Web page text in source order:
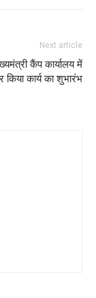
Next article
कैंप कार्यालय में
किया कार्य का शुभारंभ